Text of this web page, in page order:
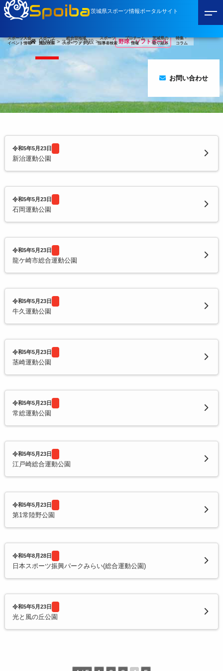
Spoiba茨城県スポーツ情報ポータルサイト
スポーツ大会
イベント情報
スポーツ
施設検索
総合型地域
スポーツクラブ
スポーツ
指導者検索
プロチーム
情報
茨城県の
取り組み
特集・
コラム
お問い合わせ
HOME>スポーツ施設> 野球・ソフトボール
令和5年5月23日
新治運動公園
令和5年5月23日
石岡運動公園
令和5年5月23日
龍ケ崎市総合運動公園
令和5年5月23日
牛久運動公園
令和5年5月23日
茎崎運動公園
令和5年5月23日
常総運動公園
令和5年5月23日
江戸崎総合運動公園
令和5年5月23日
第1常陸野公園
令和5年8月28日
日本スポーツ振興パークみらい(総合運動公園)
令和5年5月23日
光と風の丘公園